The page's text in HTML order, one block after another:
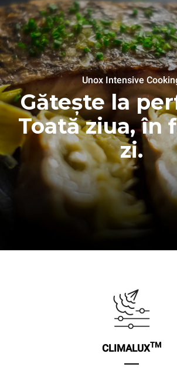
Unox Intensive
Gătește la
Toată ziua, în
zi.
CLIMALUXTM